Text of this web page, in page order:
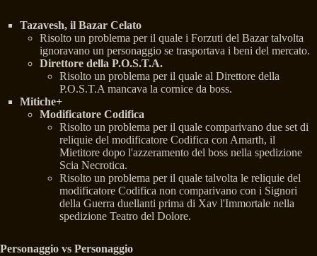
Tazavesh, il Bazar Celato
Risolto un problema per il quale i Forzuti del Bazar talvolta
ignoravano un personaggio se trasportava i beni del mercato.
Direttore della P.O.S.T.A.
Risolto un problema per il quale al Direttore della
P.O.S.T.A mancava la cornice da boss.
Mitiche+
Modificatore Codifica
Risolto un problema per il quale comparivano due set di
reliquie del modificatore Codifica con Amarth, il
Mietitore dopo l'azzeramento del boss nella spedizione
Scia Necrotica.
Risolto un problema per il quale talvolta le reliquie del
modificatore Codifica non comparivano con i Signori
della Guerra duellanti prima di Xav l'Immortale nella
spedizione Teatro del Dolore.
Personaggio vs Personaggio